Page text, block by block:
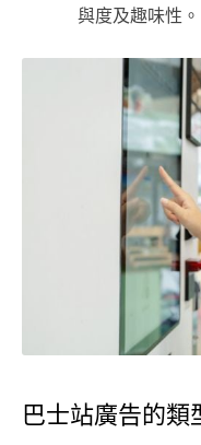
與度及趣味性。
巴士站廣告的類